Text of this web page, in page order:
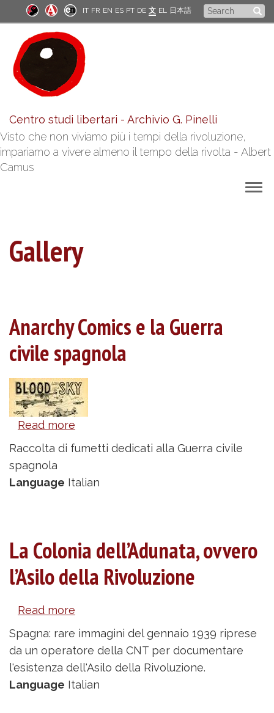
to
main
content
Search
IT FR EN ES PT DE 文 EL 日本語
Centro studi libertari - Archivio G. Pinelli
Visto che non viviamo più i tempi della rivoluzione,
impariamo a vivere almeno il tempo della rivolta - Albert
Camus
Gallery
Anarchy Comics e la Guerra
civile spagnola
Read more
Anarchy
spagnola
Raccolta di fumetti dedicati alla Guerra civile
spagnola
Language Italian
La Colonia dell’Adunata, ovvero
l’Asilo della Rivoluzione
Read more
La
Colonia
dell’Adunata,
ovvero
Spagna: rare immagini del gennaio 1939 riprese
da un operatore della CNT per documentare
l'esistenza dell'Asilo della Rivoluzione.
Language Italian